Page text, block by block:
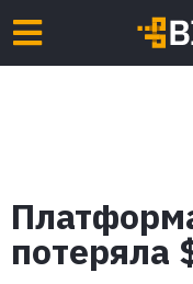
потеряла